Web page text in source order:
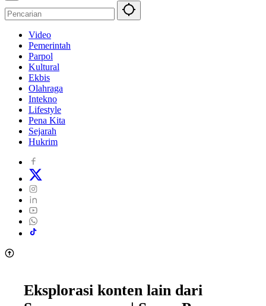
Video
Pemerintah
Parpol
Kultural
Ekbis
Olahraga
Intekno
Lifestyle
Pena Kita
Sejarah
Hukrim
Eksplorasi konten lain dari